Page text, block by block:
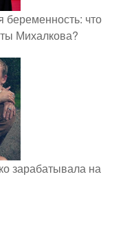
беременность: что
Михалкова?
зарабатывала на